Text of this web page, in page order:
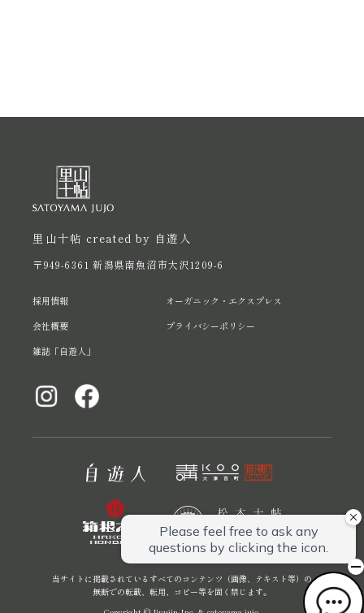
里山十帖 created by 自遊人
〒949-6361 新潟県南魚沼市大沢1209-6
採用情報
会社概要
雑誌「自遊人」
オーガニック・エクスプレス
プライバシーポリシー
当サイトに掲載されているすべてのコンテンツ（画像、テキスト等）の
無断での転載、転用、コピー等を固く禁じます。